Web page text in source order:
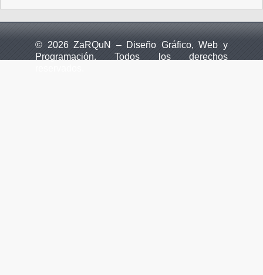
© 2026 ZaRQuN – Diseño Gráfico, Web y
Programación. Todos los derechos